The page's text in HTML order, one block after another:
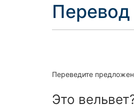
Переведите
Это